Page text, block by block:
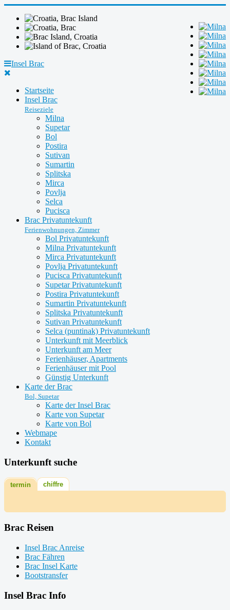
Insel Brac
Startseite
Insel Brac
Reiseziele
Milna
Supetar
Bol
Postira
Sutivan
Sumartin
Splitska
Mirca
Povlja
Selca
Pucisca
Brac Privatuntekunft
Ferienwohnungen, Zimmer
Bol Privatuntekunft
Milna Privatuntekunft
Mirca Privatuntekunft
Povlja Privatuntekunft
Pucisca Privatuntekunft
Supetar Privatuntekunft
Postira Privatuntekunft
Sumartin Privatuntekunft
Splitska Privatuntekunft
Sutivan Privatuntekunft
Selca (puntinak) Privatuntekunft
Unterkunft mit Meerblick
Unterkunft am Meer
Ferienhäuser, Apartments
Ferienhäuser mit Pool
Günstig Unterkunft
Karte der Brac
Bol, Supetar
Karte der Insel Brac
Karte von Supetar
Karte von Bol
Webmape
Kontakt
Unterkunft suche
termin chiffre
Brac Reisen
Insel Brac Anreise
Brac Fähren
Brac Insel Karte
Bootstransfer
Insel Brac Info